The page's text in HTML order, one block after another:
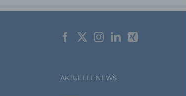
AKTUELLE NEWS